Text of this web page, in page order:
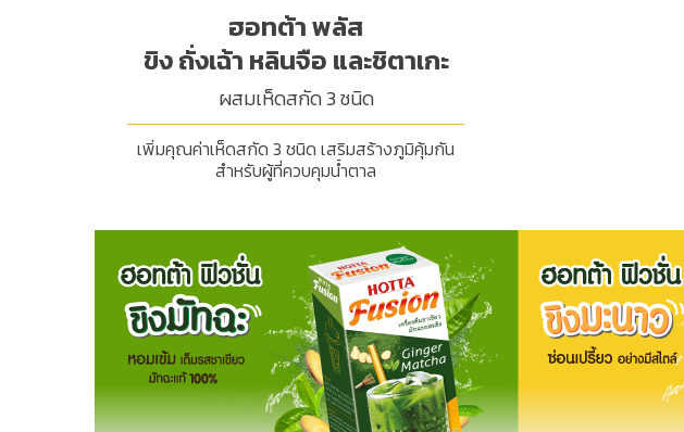
ฮอทต้า พลัส
ขิง ถั่งเฉ้า หลินจือ และชิตาเกะ
ผสมเห็ดสกัด 3 ชนิด
เพิ่มคุณค่าเห็ดสกัด 3 ชนิด เสริมสร้างภูมิคุ้มกัน
สำหรับผู้ที่ควบคุมน้ำตาล